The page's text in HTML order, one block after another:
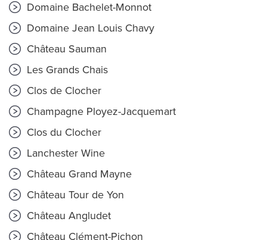
Domaine Bachelet-Monnot
Domaine Jean Louis Chavy
Château Sauman
Les Grands Chais
Clos de Clocher
Champagne Ployez-Jacquemart
Clos du Clocher
Lanchester Wine
Château Grand Mayne
Château Tour de Yon
Château Angludet
Château Clément-Pichon